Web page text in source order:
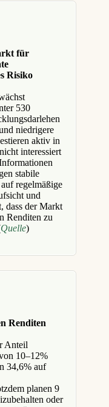
für
Risiko
530
niedrigere
aktiv in
interessiert
stabile
regelmäßige
und
dass der Markt
Renditen zu
Quelle)
Renditen
Anteil
10–12%
34,6% auf
planen 9
oder